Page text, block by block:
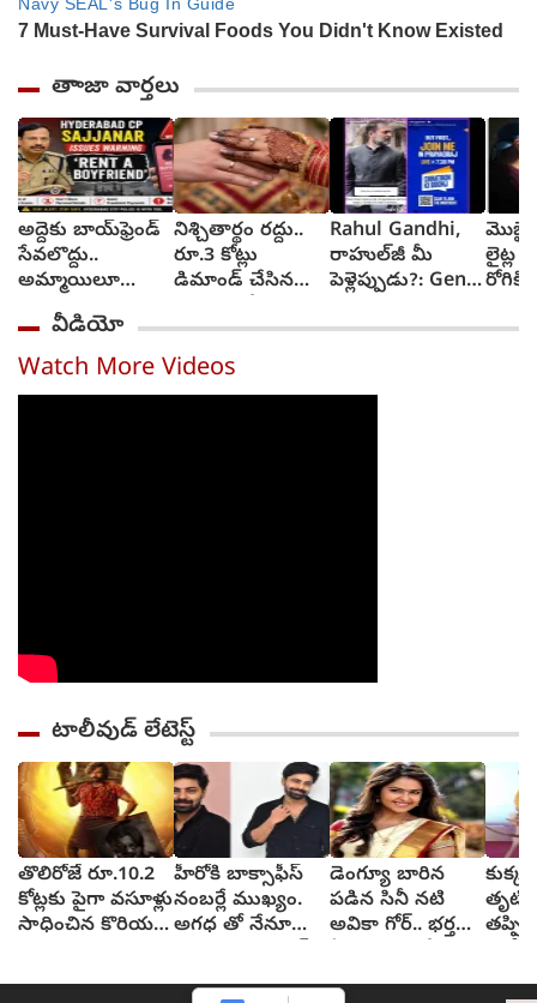
తాాజా వార్తలు
అద్దెకు బాయ్‌ఫ్రెండ్
సేవలొద్దు..
అమ్మాయిలూ
మోసపోతారు.. జర
జాగ్రత్త : సజ్జనార్
స్ట్రాంగ్ వార్నింగ్
నిశ్చితార్థం రద్దు..
రూ.3 కోట్లు
డిమాండ్ చేసిన
నమోదు
Rahul Gandhi,
రాహుల్‌జీ మీ
పెళ్లెప్పుడు?: GenZ
లైట్ల
రోగికి
వీడియో
Watch More Videos
టాలీవుడ్ లేటెస్ట్
తొలిరోజే రూ.10.2
కోట్లకు పైగా వసూళ్లు
సాధించిన కొరియన్
హీరోకి బాక్సాఫీస్
నంబర్లే ముఖ్యం.
అగధ తో నేనూ
డెంగ్యూ బారిన
పడిన సినీ నటి
అవికా గోర్.. భర్త